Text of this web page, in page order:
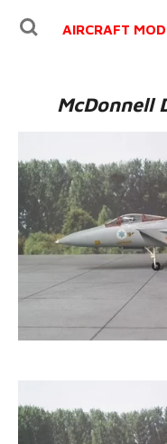
Ga
AIRCRAFT
McDonnell